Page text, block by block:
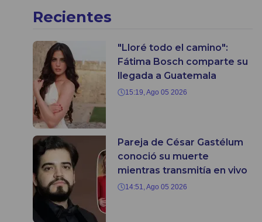
Recientes
"Lloré todo el camino":
Fátima Bosch comparte su
llegada a Guatemala
15:19, Ago 05 2026
Pareja de César Gastélum
conoció su muerte
mientras transmitía en vivo
14:51, Ago 05 2026